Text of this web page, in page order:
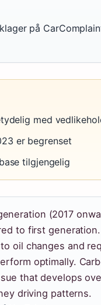
på
med
er begrenset
tilgjengelig
(2017
to first
oil changes and
optimally.
that develops
driving patterns.